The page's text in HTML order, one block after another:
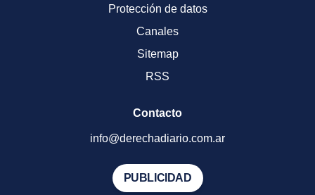
Protección de datos
Canales
Sitemap
RSS
Contacto
info@derechadiario.com.ar
PUBLICIDAD